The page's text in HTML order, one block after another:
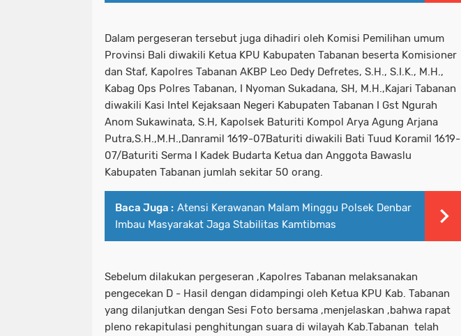
Dalam pergeseran tersebut juga dihadiri oleh Komisi Pemilihan umum
Provinsi Bali diwakili Ketua KPU Kabupaten Tabanan beserta Komisioner
dan Staf, Kapolres Tabanan AKBP Leo Dedy Defretes, S.H., S.I.K., M.H.,
Kabag Ops Polres Tabanan, I Nyoman Sukadana, SH, M.H.,Kajari Tabanan
diwakili Kasi Intel Kejaksaan Negeri Kabupaten Tabanan I Gst Ngurah
Anom Sukawinata, S.H, Kapolsek Baturiti Kompol Arya Agung Arjana
Putra,S.H.,M.H.,Danramil 1619-07Baturiti diwakili Bati Tuud Koramil 1619-
07/Baturiti Serma I Kadek Budarta Ketua dan Anggota Bawaslu
Kabupaten Tabanan jumlah sekitar 50 orang.
Baca Juga : Atensi Kerawanan Malam Minggu Polsek Denbar
Imbau Masyarakat Jaga Stabilitas Kamtibmas
Sebelum dilakukan pergeseran ,Kapolres Tabanan melaksanakan
pengecekan D - Hasil dengan didampingi oleh Ketua KPU Kab. Tabanan
yang dilanjutkan dengan Sesi Foto bersama ,menjelaskan ,bahwa rapat
pleno rekapitulasi penghitungan suara di wilayah Kab.Tabanan telah